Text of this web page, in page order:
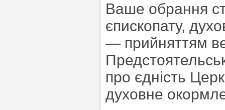
Ваше обрання
єпископату,
— прийняттям
про єдність
духовне